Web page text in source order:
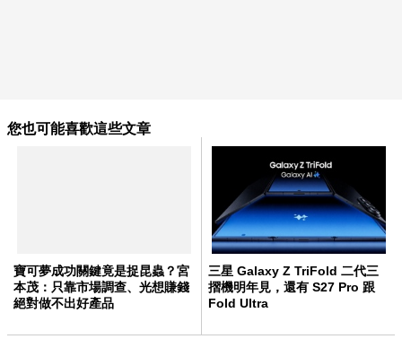
您也可能喜歡這些文章
寶可夢成功關鍵竟是捉昆蟲？宮
本茂：只靠市場調查、光想賺錢
絕對做不出好產品
三星 Galaxy Z TriFold 二代三
摺機明年見，還有 S27 Pro 跟
Fold Ultra